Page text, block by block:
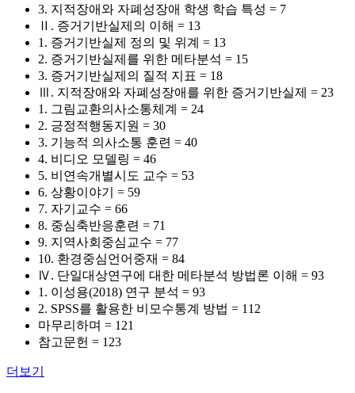
3. 지적장애와 자폐성장애 학생 학습 특성 = 7
Ⅱ. 증거기반실제의 이해 = 13
1. 증거기반실제 정의 및 위계 = 13
2. 증거기반실제를 위한 메타분석 = 15
3. 증거기반실제의 질적 지표 = 18
Ⅲ. 지적장애와 자폐성장애를 위한 증거기반실제 = 23
1. 그림교환의사소통체계 = 24
2. 긍정적행동지원 = 30
3. 기능적 의사소통 훈련 = 40
4. 비디오 모델링 = 46
5. 비연속개별시도 교수 = 53
6. 상황이야기 = 59
7. 자기교수 = 66
8. 중심축반응훈련 = 71
9. 지역사회중심교수 = 77
10. 환경중심언어중재 = 84
Ⅳ. 단일대상연구에 대한 메타분석 방법론 이해 = 93
1. 이성용(2018) 연구 분석 = 93
2. SPSS를 활용한 비모수통계 방법 = 112
마무리하며 = 121
참고문헌 = 123
더보기